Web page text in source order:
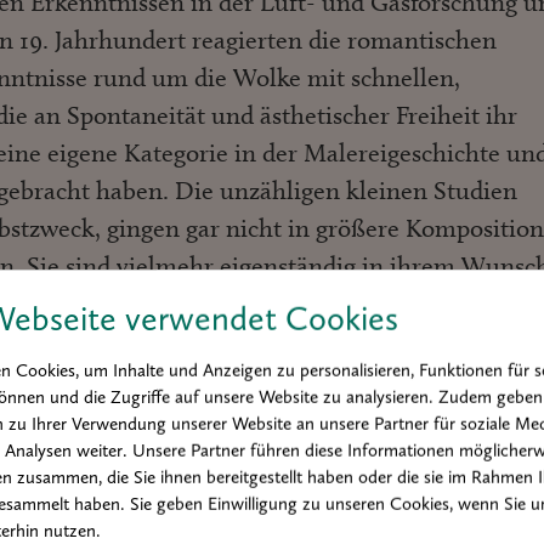
verwendet Cookies
Cookies, um Inhalte und Anzeigen zu personalisieren, Funktionen für
und die Zugriffe auf unsere Website zu analysieren. Zudem
Ihrer Verwendung unserer Website an unsere Partner für soziale
weiter. Unsere Partner führen diese Informationen
zusammen, die Sie ihnen bereitgestellt haben oder die sie im Rahmen
haben. Sie geben Einwilligung zu unseren Cookies, wenn Sie
nutzen.
19. Jahrhundert reagierten die romantischen
rund um die Wolke mit schnellen,
an Spontaneität und ästhetischer Freiheit ihr
eigene Kategorie in der Malereigeschichte
haben. Die unzähligen kleinen Studien
gingen gar nicht in größere
Sie sind vielmehr eigenständig in ihrem
zu verleihen und Wolken als Bildthema
hält sich die Wolkenstudie durch das
20. Jahrhundert hinein, wo sie im
und eigenwillige Fortsetzung findet.“
Nolde (1867–1956) oder René Magritte (1898–
und die Bildvokabel der Wolke sogar als